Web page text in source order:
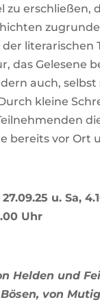
zu erschließen,
der lite­ra­ri­schen
das Gele­sene
auch, selbst
kleine
bereits vor Ort
u. Sa,
Uhr
Helden und
von